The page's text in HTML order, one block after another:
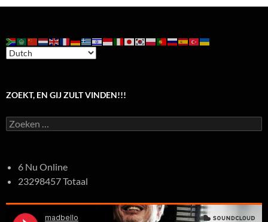
ZOEKT, EN GIJ ZULT VINDEN!!!
Zoeken
naar:
6 Nu Online
23298457 Totaal